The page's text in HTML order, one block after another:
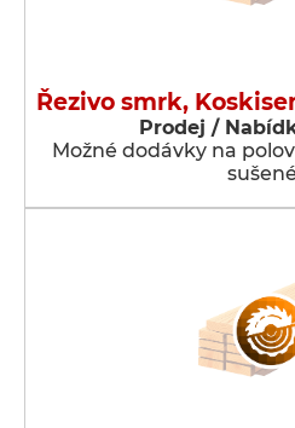
Řezivo smrk,
Prodej /
Možné dodávky na